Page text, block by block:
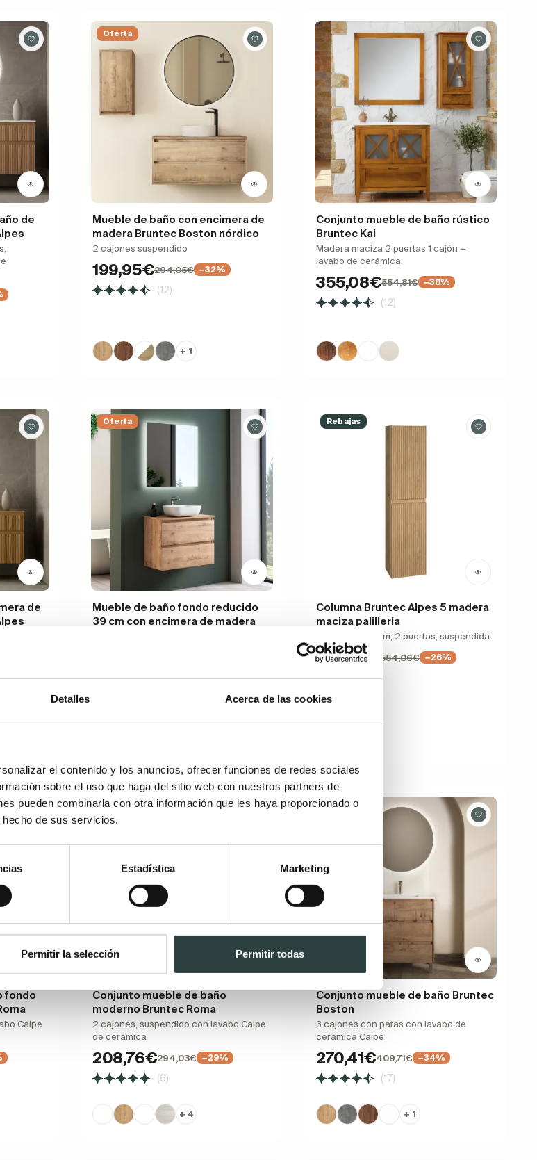
Detalles Acerca de las cookies
el contenido y los anuncios, ofrecer funciones de redes sociales
sobre el uso que haga del sitio web con nuestros partners de
pueden combinarla con otra información que les haya proporcionado o
de sus servicios.
Estadística Marketing
Permitir la selección Permitir todas
de
Oferta
Mueble de baño con encimera de
madera Bruntec Boston nórdico
2 cajones suspendido
199,95€294,05€ −32%
(12)
+ 1
Conjunto mueble de baño rústico
Bruntec Kai
Madera maciza 2 puertas 1 cajón +
lavabo de cerámica
355,08€554,81€ −36%
(12)
de
Oferta
Mueble de baño fondo reducido
39 cm con encimera de madera
Rebajas
Columna Bruntec Alpes 5 madera
maciza palilleria
35 x 140 x 24 cm, 2 puertas, suspendida
410,00€ 554,06€ −26%
fondo
Calpe
Oferta
Conjunto mueble de baño
moderno Bruntec Roma
2 cajones, suspendido con lavabo Calpe
de cerámica
208,76€294,03€ −29%
(6)
+ 4
Conjunto mueble de baño Bruntec
Boston
3 cajones con patas con lavabo de
cerámica Calpe
270,41€409,71€ −34%
(17)
+ 1